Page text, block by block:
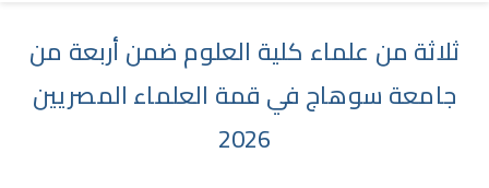
العلوم
ثلاثة من علماء كلية العلوم ضمن أربعة من
جامعة سوهاج في قمة العلماء المصريين
2026